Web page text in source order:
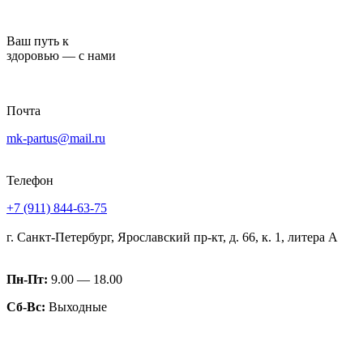
содержимому
Ваш путь к
здоровью — с нами
Почта
mk-partus@mail.ru
Телефон
+7 (911) 844-63-75
г. Санкт-Петербург, Ярославский пр-кт, д. 66, к. 1, литера А
Пн-Пт: 9.00 — 18.00
Сб-Вс: Выходные